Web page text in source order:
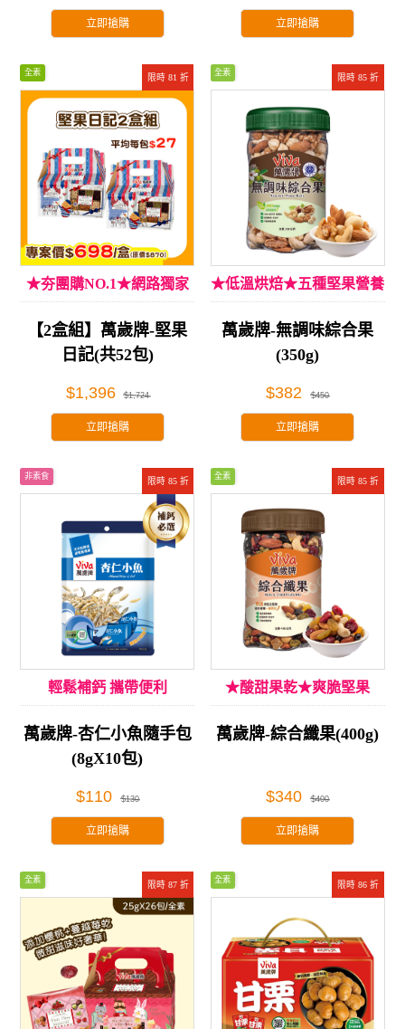
立即搶購 立即搶購
限時 81 折
全素
★夯團購NO.1★網路獨家
【2盒組】萬歲牌-堅果
日記(共52包)
$1,396 $1,724
立即搶購
限時 85 折
全素
★低溫烘焙★五種堅果營養
萬歲牌-無調味綜合果
(350g)
$382 $450
立即搶購
限時 85 折
非素食
輕鬆補鈣 攜帶便利
萬歲牌-杏仁小魚隨手包
(8gX10包)
$110 $130
立即搶購
限時 85 折
全素
★酸甜果乾★爽脆堅果
萬歲牌-綜合纖果(400g)
$340 $400
立即搶購
限時 87 折
全素
限時 86 折
全素